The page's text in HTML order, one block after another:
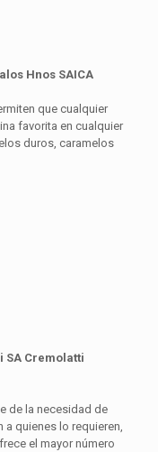
Hnos SAICA
que cualquier
favorita en cualquier
duros, caramelos
SA Cremolatti
de la necesidad de
quienes lo requieren,
el mayor número